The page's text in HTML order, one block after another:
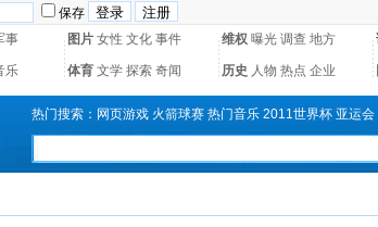
保存
事 图片 女性 文化 事件 维权 曝光 调查 地方
乐 体育 文学 探索 奇闻 历史 人物 热点 企业
热门搜索： 网页游戏 火箭球赛 热门音乐 2011世界杯 亚运会